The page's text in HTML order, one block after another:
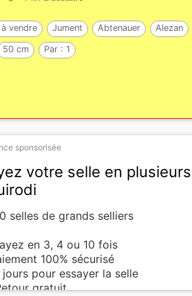
vendre Jument Abtenauer Alezan
50 cm Par :1
sponsorisée
votre selle en
selles de grands selliers
en 3, 4 ou 10 fois
100% sécurisé
jours pour essayer la selle
gratuit